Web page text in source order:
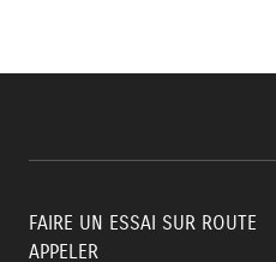
FAIRE UN ESSAI SUR ROUTE
APPELER